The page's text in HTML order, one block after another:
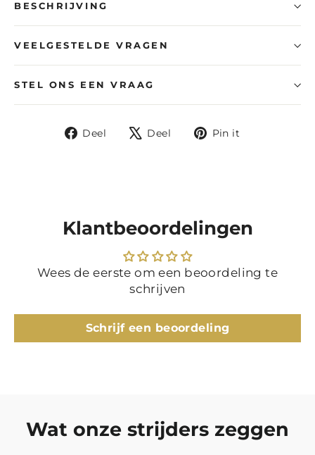
BESCHRIJVING
VEELGESTELDE VRAGEN
STEL ONS EEN VRAAG
Deel
Deel
Deel
TweetPin it
Klantbeoordelingen
Wees de eerste om een beoordeling te
schrijven
Schrijf een beoordeling
Wat onze strijders zeggen